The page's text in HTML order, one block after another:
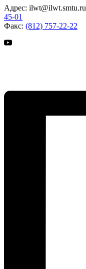
Адрес: ilwt@ilwt.smtu.ru
45-01
Факс: (812) 757-22-22